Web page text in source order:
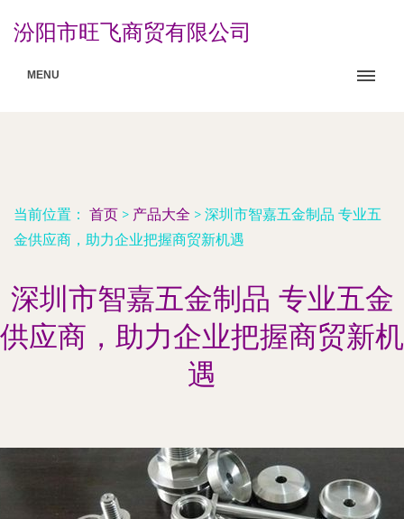
汾阳市旺飞商贸有限公司
MENU
当前位置： 首页 > 产品大全 > 深圳市智嘉五金制品 专业五
金供应商，助力企业把握商贸新机遇
深圳市智嘉五金制品 专业五金
供应商，助力企业把握商贸新机
遇